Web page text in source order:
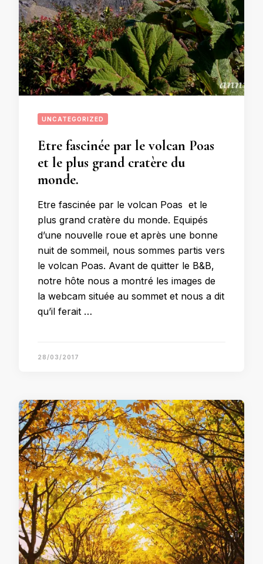
UNCATEGORIZED
Etre fascinée par le volcan Poas
et le plus grand cratère du
monde.
Etre fascinée par le volcan Poas et le
plus grand cratère du monde. Equipés
d’une nouvelle roue et après une bonne
nuit de sommeil, nous sommes partis vers
le volcan Poas. Avant de quitter le B&B,
notre hôte nous a montré les images de
la webcam située au sommet et nous a dit
qu’il ferait …
28/03/2017